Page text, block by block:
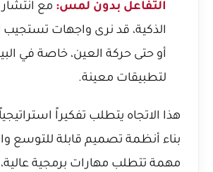
التفاعل بدون لمس: مع انتشار
الذكية، قد نرى واجهات تستجيب
أو حتى حركة العين، خاصة في
لتطبيقات معينة.
هذا الاتجاه يتطلب تفكيراً
بناء أنظمة تصميم قابلة للتوسع
مهمة تتطلب مهارات برمجية